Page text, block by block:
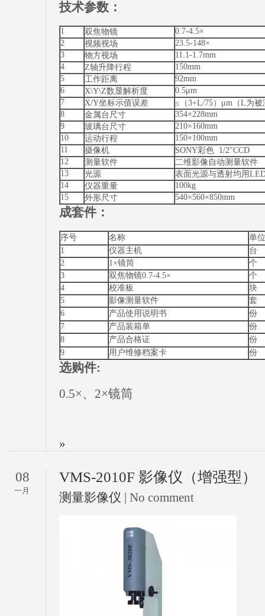
技术参数：
1 双焦物镜
0.7-4.5×
2
视频视场
23.5-148×
3
物方视场
11.1-1.7mm
4
Z轴升降行程
150mm
5
工作距离
92mm
6
X\Y\Z数显解析度
0.5μm
7
X/Y坐标示值误差
≤（3+L/75）μm（L为
8
金属台尺寸
354×228mm
9
玻璃台尺寸
210×160mm
10
运动行程
150×100mm
11
摄像机
SONY彩色 1/2″CCD
12
测量软件
二维影像自动测量软件
13
光源
表面光源与透射均用
14
仪器重量
100kg
15
外形尺寸 540×560×850mm
成套件：
序号 名称
单位
1
仪器主机
台
2
1×镜筒
个
3
双焦物镜0.7-4.5×
个
4
校准板
块
5
影像测量软件
套
6
产品使用说明书
份
7
产品装箱单
份
8
产品合格证
份
9
用户维修档案卡 份
选购件:
0.5×、2×镜筒
»
08
一月
VMS-2010F 影像仪（增强型）
测量影像仪 | No comment